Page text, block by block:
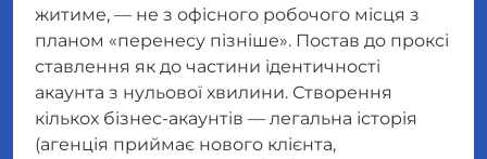
житиме, — не з офісного робочого місця з
планом «перенесу пізніше». Постав до проксі
ставлення як до частини ідентичності
акаунта з нульової хвилини. Створення
кількох бізнес-акаунтів — легальна історія
(агенція приймає нового клієнта,